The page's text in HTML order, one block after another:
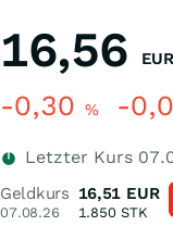
16,56 EUR
-0,30 % -
Letzter Kurs
Geldkurs
07.08.26
16,51 EUR
1.850STK